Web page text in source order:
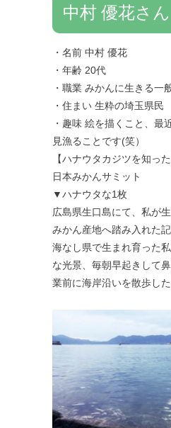
中村 優花さん
・名前 中村 優花
・年齢 20代
・職業 みかんに生きる一
・住まい 生粋の埼玉県民
・趣味 絵を描くこと、最
見漁ることです(笑）
【ハナウタカジツを知っ
日本みかんサミット
▼ハナウタな1枚
広島県生口島にて、私が
みかん産地へ踏み入れた
海なし県で生まれ育った
な光景、毎朝早起きして
業前に海岸沿いを散歩した